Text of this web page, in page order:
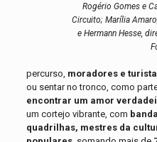
Rogério Gomes e
Circuito; Marília
e Hermann Hesse,
percurso, moradores e
ou sentar no tronco, como
encontrar um amor
um cortejo vibrante, com
quadrilhas, mestres da